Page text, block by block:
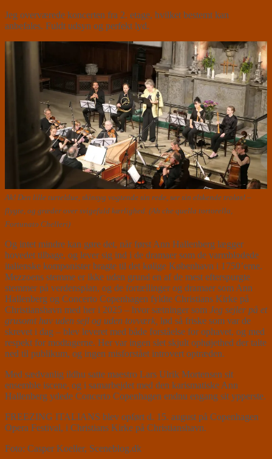
Jeg overværede koncerten fra 2. etage, hvilket bestemt kan
anbefales. Fuldt udsyn og perfekt lyd.
Ak! Den lille turteldue, skinsyg vogtende sin rede, ser sin elskende troløs! –
flygte, og græder over svigefuld kærlighed. (Ah che quella tortorella,
Fortunato Chelleri)
Og intet mindre kan gøre det, når først Ann Hallenberg lægger
hovedet tilbage, og lever sig ind i de dramaer som de varmblodede
italienske komponister bragte til det kølige København i 1750’erne.
Mezzoens stemme er ikke uden grund en af de mest efterspurgte
stemmer på verdensplan, og de fortællinger og dramaer som Ann
Hallenberg og Concerto Copenhagen fyldte Christians Kirke på
Christianshavn med her i 2025 – hvor sætninger som Jeg sejler på et
grusomt hav uden sejl og uden tovværk, lød så friske som var de
skrevet i dag – blev leveret med både forståelse for ophavet, og med
respekt for modtagerne. Her var ingen slet skjult ophøjethed der talte
ned til publikum, og ingen misforstået introvert optræden.
Med sædvanlig ildhu satte maestro Lars Ulrik Mortensen sit
ensemble iscene, og i samarbejdet med den karismatiske Ann
Hallenberg ydede Concerto Copenhagen endnu engang sit ypperste.
FREEZING ITALIANS blev opført d. 15. august på Copenhagen
Opera Festival, i Christians Kirke på Christianshavn.
Foto: Casper Koeller, Sceneblog.dk